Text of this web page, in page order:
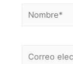
Nombre*
Correo